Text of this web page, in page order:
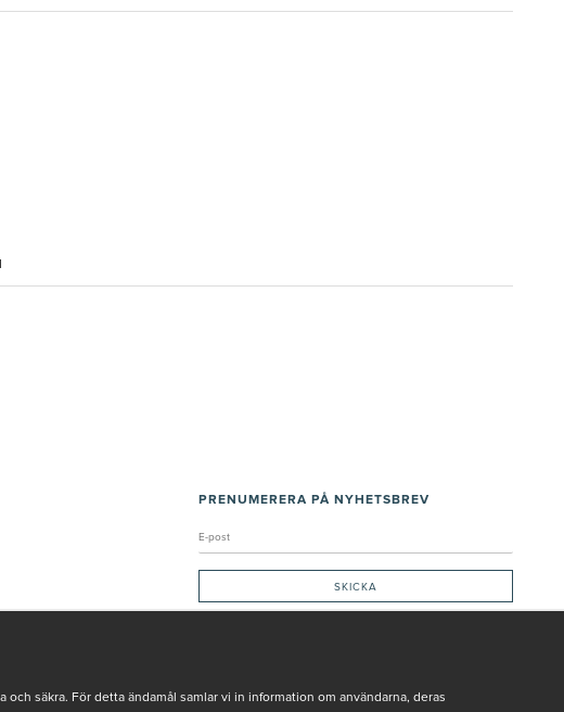
PRENUMERERA PÅ NYHETSBREV
säkra. För detta ändamål samlar vi in information om användarna, deras